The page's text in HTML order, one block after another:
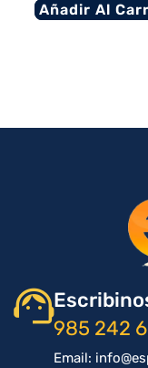
Añadir Al
985 242
Email: